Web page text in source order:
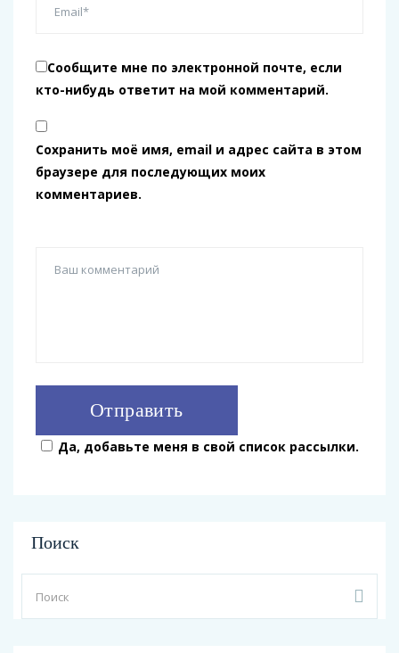
Сообщите мне по электронной почте, если
кто-нибудь ответит на мой комментарий.
Сохранить моё имя, email и адрес сайта в этом
браузере для последующих моих
комментариев.
Да, добавьте меня в свой список рассылки.
Поиск